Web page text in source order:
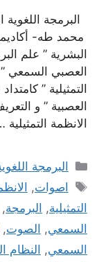
البرمجة
محمد طه-
البشرية ” علم
العصبي السمعي ”
التمثيلية ”
العصبية ” و
الانظمة التمثيلية
التصنيفات
البرمجة
الوسوم
اصوات,
التمثيلية, البرمجة,
السمعي, الصوت,
السمعي, النظام